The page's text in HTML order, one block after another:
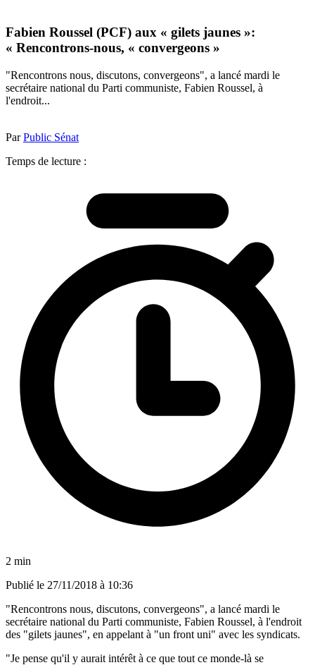
Fabien Roussel (PCF) aux « gilets jaunes »:
« Rencontrons-nous, « convergeons »
"Rencontrons nous, discutons, convergeons", a lancé mardi le
secrétaire national du Parti communiste, Fabien Roussel, à
l'endroit...
ParPublic Sénat
Temps de lecture :
2 min
Publié le 27/11/2018 à 10:36
"Rencontrons nous, discutons, convergeons", a lancé mardi le
secrétaire national du Parti communiste, Fabien Roussel, à l'endroit
des "gilets jaunes", en appelant à "un front uni" avec les syndicats.
"Je pense qu'il y aurait intérêt à ce que tout ce monde-là se